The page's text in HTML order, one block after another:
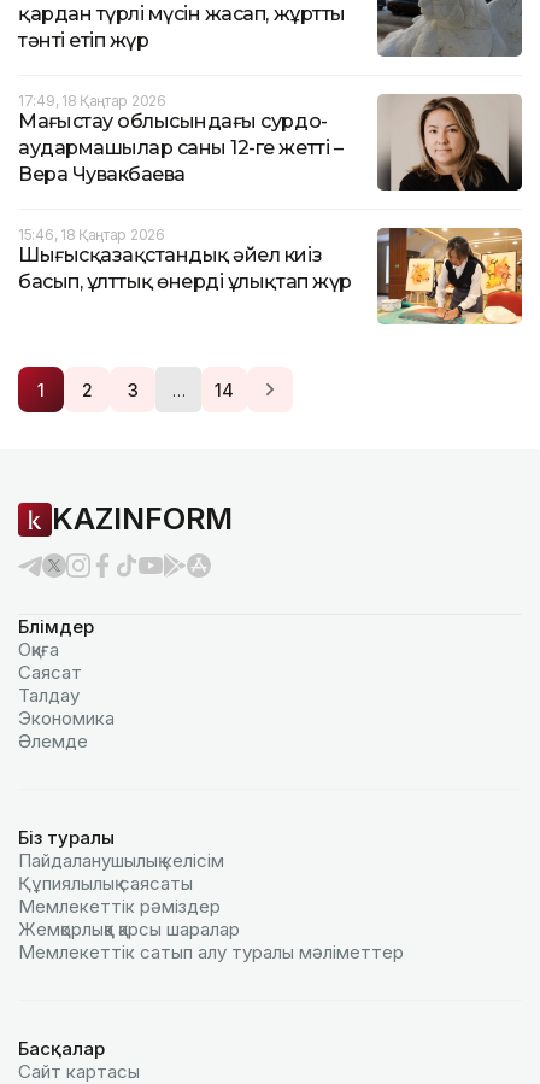
қардан түрлі мүсін жасап, жұртты
тәнті етіп жүр
17:49, 18 Қаңтар 2026
Маңғыстау облысындағы сурдо-
аудармашылар саны 12-ге жетті –
Вера Чувакбаева
15:46, 18 Қаңтар 2026
Шығысқазақстандық әйел киіз
басып, ұлттық өнерді ұлықтап жүр
1 2 3 … 14
KAZINFORM
Бөлімдер
Оқиға
Саясат
Талдау
Экономика
Әлемде
Біз туралы
Пайдаланушылық келiciм
Құпиялылық саясаты
Мемлекеттік рәміздер
Жемқорлыққа қарсы шаралар
Мемлекеттік сатып алу туралы мәлiметтер
Басқалар
Сайт картасы